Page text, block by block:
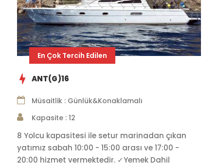
En Çok Tercih Edilen
ANT(G)16
Müsaitlik : Günlük&Konaklamalı
Kapasite : 12
8 Yolcu kapasitesi ile setur marinadan çıkan
yatımız sabah 10:00 - 15:00 arası ve 17:00 -
20:00 hizmet vermektedir. ✓Yemek Dahil